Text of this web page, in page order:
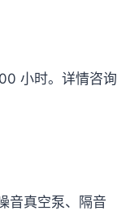
小时。详情咨询
音真空泵、隔音